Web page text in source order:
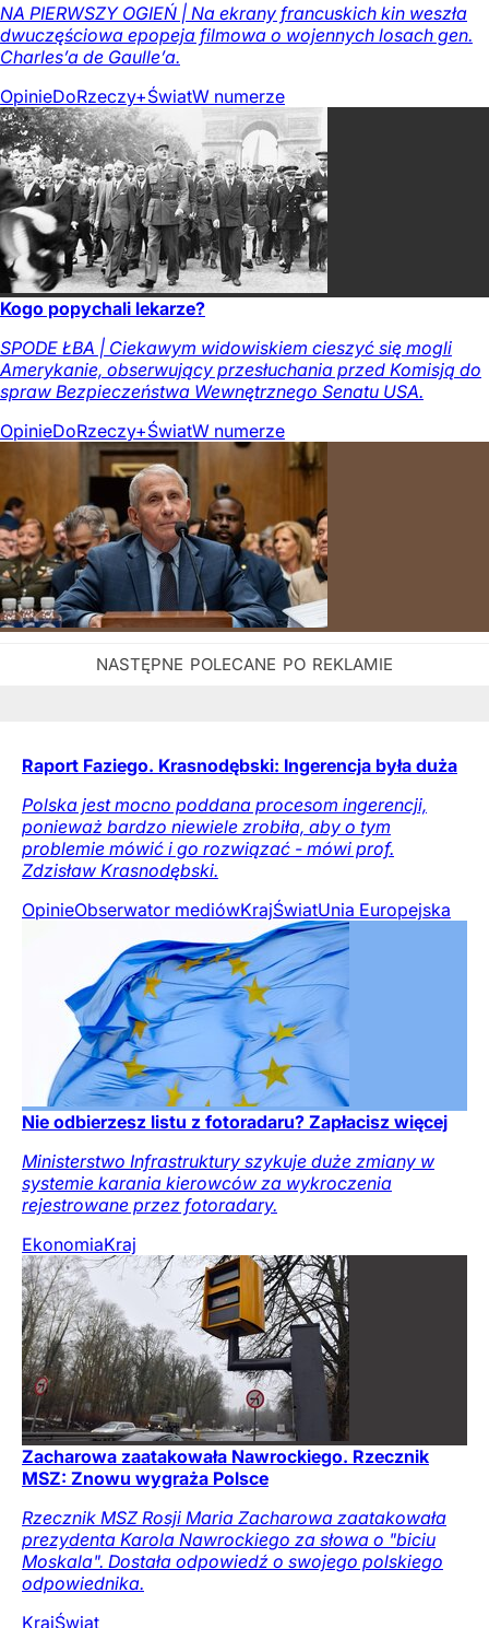
NA PIERWSZY OGIEŃ | Na ekrany francuskich kin weszła
dwuczęściowa epopeja filmowa o wojennych losach gen.
Charles’a de Gaulle’a.
OpinieDoRzeczy+ŚwiatW numerze
Kogo popychali lekarze?
SPODE ŁBA | Ciekawym widowiskiem cieszyć się mogli
Amerykanie, obserwujący przesłuchania przed Komisją do
spraw Bezpieczeństwa Wewnętrznego Senatu USA.
OpinieDoRzeczy+ŚwiatW numerze
Raport Faziego. Krasnodębski: Ingerencja była duża
Polska jest mocno poddana procesom ingerencji,
ponieważ bardzo niewiele zrobiła, aby o tym
problemie mówić i go rozwiązać - mówi prof.
Zdzisław Krasnodębski.
OpinieObserwator mediówKrajŚwiatUnia Europejska
Nie odbierzesz listu z fotoradaru? Zapłacisz więcej
Ministerstwo Infrastruktury szykuje duże zmiany w
systemie karania kierowców za wykroczenia
rejestrowane przez fotoradary.
EkonomiaKraj
Zacharowa zaatakowała Nawrockiego. Rzecznik
MSZ: Znowu wygraża Polsce
Rzecznik MSZ Rosji Maria Zacharowa zaatakowała
prezydenta Karola Nawrockiego za słowa o "biciu
Moskala". Dostała odpowiedź o swojego polskiego
odpowiednika.
KrajŚwiat